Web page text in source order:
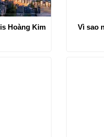
Hoàng Kim
Vì sao